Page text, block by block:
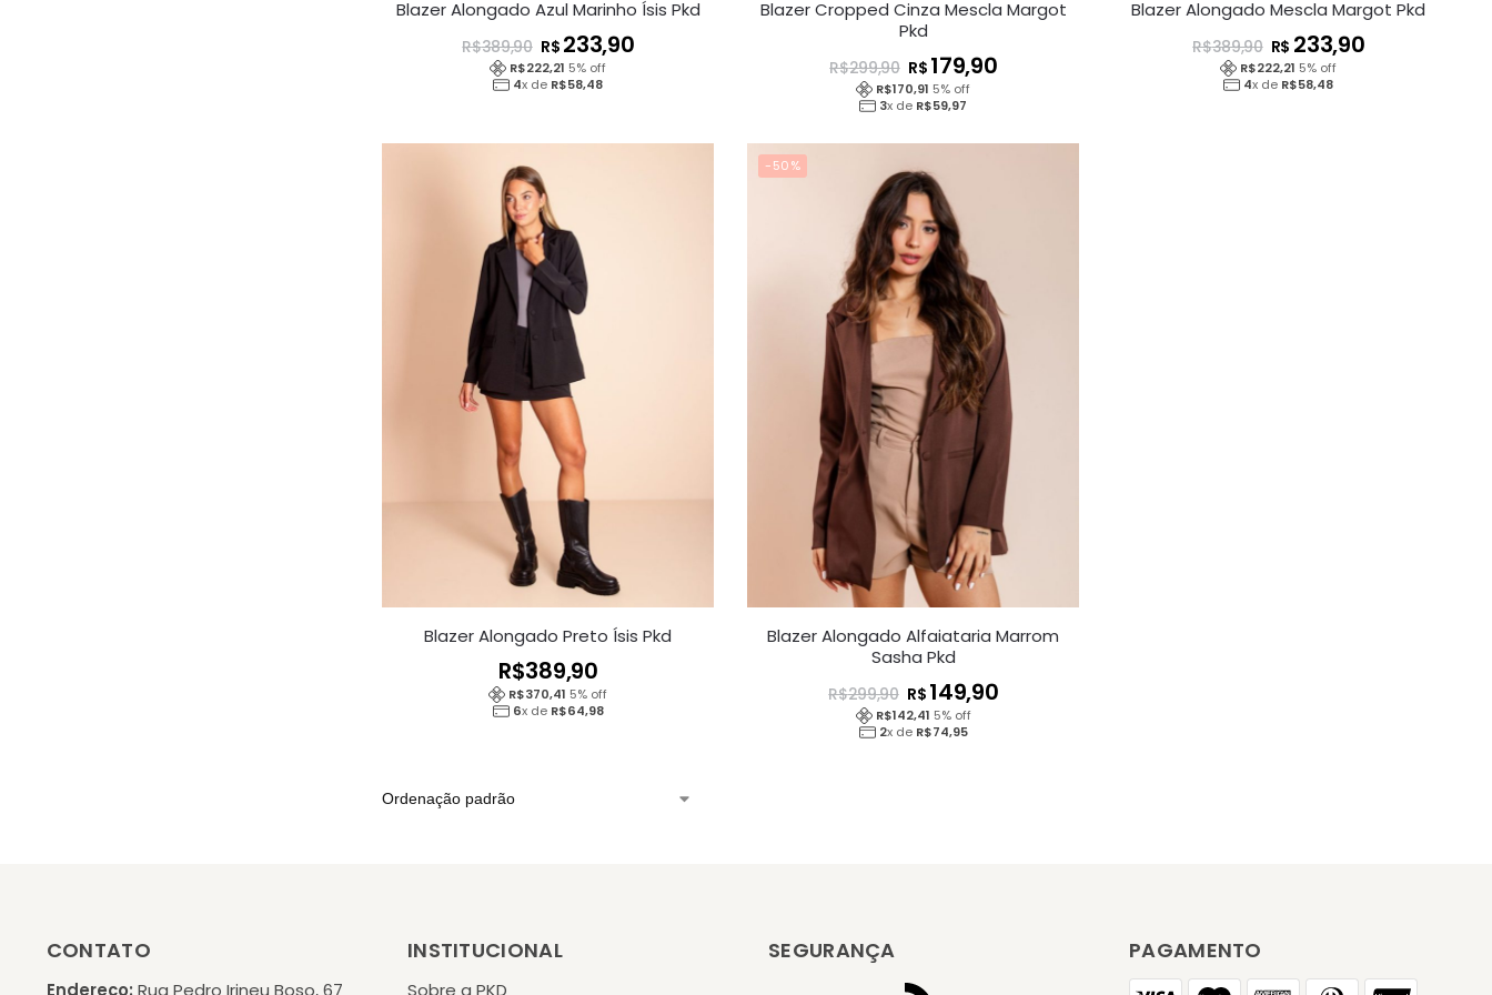
Blazer Alongado Azul Marinho Ísis Pkd
R$389,90 R$ 233,90
R$222,21 5% off
4x de R$58,48
Blazer Cropped Cinza Mescla Margot
Pkd
R$299,90 R$ 179,90
R$170,91 5% off
3x de R$59,97
Blazer Alongado Mescla Margot Pkd
R$389,90 R$ 233,90
R$222,21 5% off
4x de R$58,48
Blazer Alongado Preto Ísis Pkd
R$389,90
R$370,41 5% off
6x de R$64,98
-50%
Blazer Alongado Alfaiataria Marrom
Sasha Pkd
R$299,90 R$ 149,90
R$142,41 5% off
2x de R$74,95
CONTATO
Endereço: Rua Pedro Irineu Boso, 67
INSTITUCIONAL
Sobre a PKD
SEGURANÇA PAGAMENTO